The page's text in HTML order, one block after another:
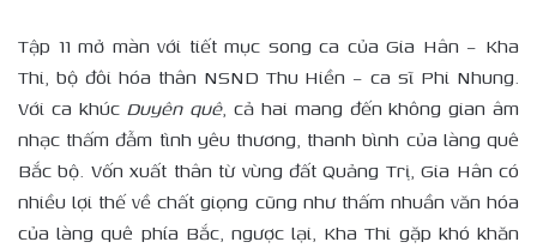
Tập 11 mở màn với tiết mục song ca của Gia Hân – Kha
Thi, bộ đôi hóa thân NSND Thu Hiền – ca sĩ Phi Nhung.
Với ca khúc Duyên quê, cả hai mang đến không gian âm
nhạc thấm đẫm tình yêu thương, thanh bình của làng quê
Bắc bộ. Vốn xuất thân từ vùng đất Quảng Trị, Gia Hân có
nhiều lợi thế về chất giọng cũng như thấm nhuần văn hóa
của làng quê phía Bắc, ngược lại, Kha Thi gặp khó khăn